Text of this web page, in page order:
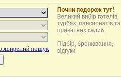
Почни подорож тут!
Великий вибір готелів,
турбаз, пансионатів та
приватних садиб.
Підбір, бронювання,
відгуки